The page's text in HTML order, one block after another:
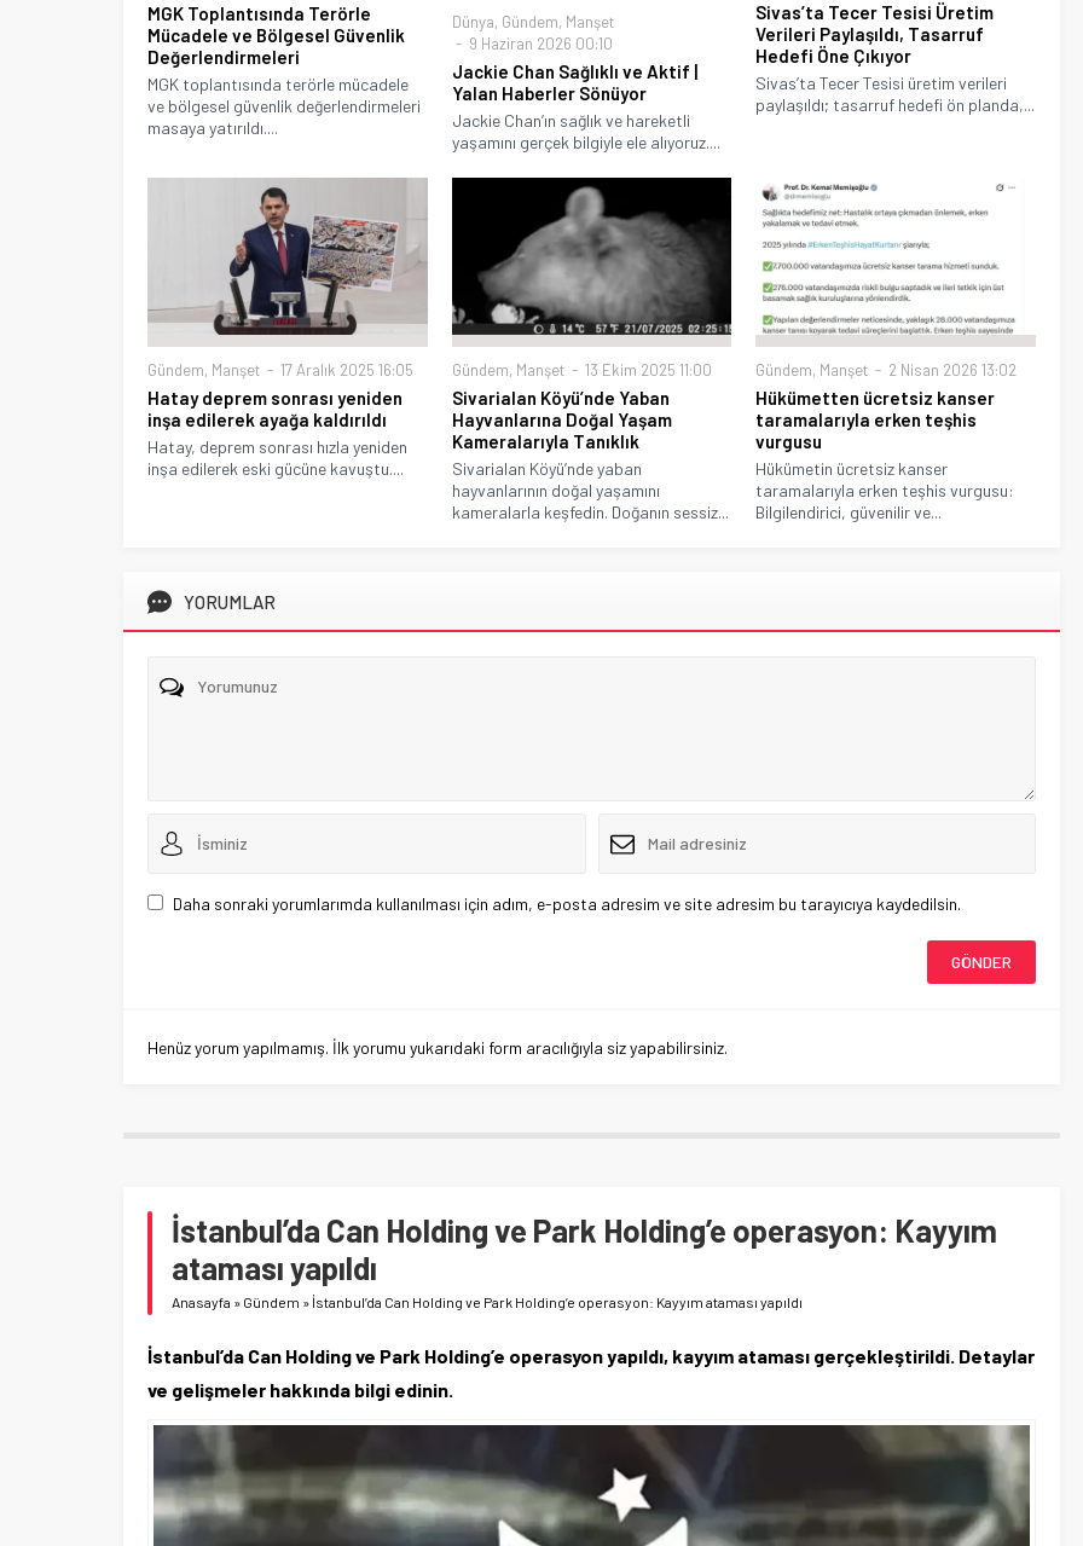
MGK Toplantısında Terörle
Mücadele ve Bölgesel Güvenlik
Değerlendirmeleri
MGK toplantısında terörle mücadele
ve bölgesel güvenlik değerlendirmeleri
masaya yatırıldı....
Dünya, Gündem, Manşet
9 Haziran 2026 00:10
Jackie Chan Sağlıklı ve Aktif |
Yalan Haberler Sönüyor
Jackie Chan’ın sağlık ve hareketli
yaşamını gerçek bilgiyle ele alıyoruz....
Sivas’ta Tecer Tesisi Üretim
Verileri Paylaşıldı, Tasarruf
Hedefi Öne Çıkıyor
Sivas’ta Tecer Tesisi üretim verileri
paylaşıldı; tasarruf hedefi ön planda,...
Gündem, Manşet 17 Aralık 2025 16:05
Hatay deprem sonrası yeniden
inşa edilerek ayağa kaldırıldı
Hatay, deprem sonrası hızla yeniden
inşa edilerek eski gücüne kavuştu....
Gündem, Manşet 13 Ekim 2025 11:00
Sivarialan Köyü’nde Yaban
Hayvanlarına Doğal Yaşam
Kameralarıyla Tanıklık
Sivarialan Köyü’nde yaban
hayvanlarının doğal yaşamını
kameralarla keşfedin. Doğanın sessiz...
Gündem, Manşet 2 Nisan 2026 13:02
Hükümetten ücretsiz kanser
taramalarıyla erken teşhis
vurgusu
Hükümetin ücretsiz kanser
taramalarıyla erken teşhis vurgusu:
Bilgilendirici, güvenilir ve...
YORUMLAR
Daha sonraki yorumlarımda kullanılması için adım, e-posta adresim ve site adresim bu tarayıcıya kaydedilsin.
Henüz yorum yapılmamış. İlk yorumu yukarıdaki form aracılığıyla siz yapabilirsiniz.
İstanbul’da Can Holding ve Park Holding’e operasyon: Kayyım
ataması yapıldı
Anasayfa » Gündem » İstanbul’da Can Holding ve Park Holding’e operasyon: Kayyım ataması yapıldı
İstanbul’da Can Holding ve Park Holding’e operasyon yapıldı, kayyım ataması gerçekleştirildi. Detaylar
ve gelişmeler hakkında bilgi edinin.